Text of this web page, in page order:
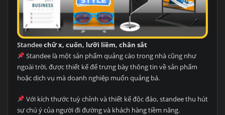
Standeechữ x, cuốn, lưỡi liềm, chân sắt
Standee là một sản phẩm quảng cáo trong nhà cũng như
ngoài trời, được thiết kế để trưng bày thông tin về sản phẩm
hoặc dịch vụ mà doanh nghiệp muốn quảng bá.
Với kích thước tuỳ chỉnh và thiết kế độc đáo, standee thu hút
sự chú ý của người đi đường và khách hàng tiềm năng.